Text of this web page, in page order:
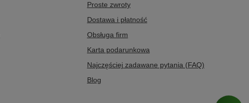
Proste zwroty
Dostawa i płatność
Obsługa firm
Karta podarunkowa
Najczęściej zadawane pytania (FAQ)
Blog